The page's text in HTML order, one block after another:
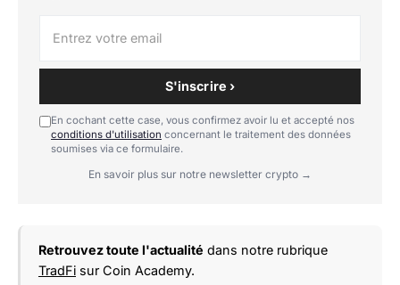
S'inscrire ›
En cochant cette case, vous confirmez avoir lu et accepté nos
conditions d'utilisation concernant le traitement des données
soumises via ce formulaire.
En savoir plus sur notre newsletter crypto →
Retrouvez toute l'actualité dans notre rubrique
TradFi sur Coin Academy.